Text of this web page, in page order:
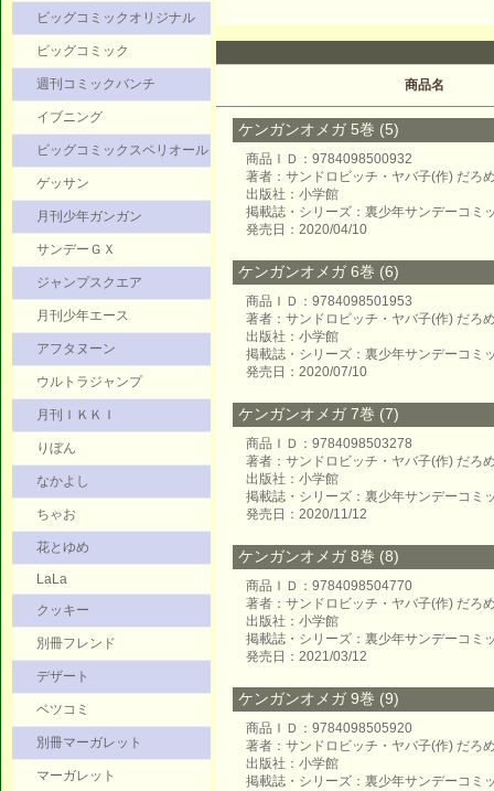
ビッグコミックオリジナル
ビッグコミック
週刊コミックバンチ
イブニング
ビッグコミックスペリオール
ゲッサン
月刊少年ガンガン
サンデーＧＸ
ジャンプスクエア
月刊少年エース
アフタヌーン
ウルトラジャンプ
月刊ＩＫＫＩ
りぼん
なかよし
ちゃお
花とゆめ
LaLa
クッキー
別冊フレンド
デザート
ベツコミ
別冊マーガレット
マーガレット
商品名
ケンガンオメガ 5巻 (5)
商品ＩＤ：9784098500932
著者：サンドロビッチ・ヤバ子(作) だろ
出版社：小学館
掲載誌・シリーズ：裏少年サンデーコミ
発売日：2020/04/10
ケンガンオメガ 6巻 (6)
商品ＩＤ：9784098501953
著者：サンドロビッチ・ヤバ子(作) だろ
出版社：小学館
掲載誌・シリーズ：裏少年サンデーコミ
発売日：2020/07/10
ケンガンオメガ 7巻 (7)
商品ＩＤ：9784098503278
著者：サンドロビッチ・ヤバ子(作) だろ
出版社：小学館
掲載誌・シリーズ：裏少年サンデーコミ
発売日：2020/11/12
ケンガンオメガ 8巻 (8)
商品ＩＤ：9784098504770
著者：サンドロビッチ・ヤバ子(作) だろ
出版社：小学館
掲載誌・シリーズ：裏少年サンデーコミ
発売日：2021/03/12
ケンガンオメガ 9巻 (9)
商品ＩＤ：9784098505920
著者：サンドロビッチ・ヤバ子(作) だろ
出版社：小学館
掲載誌・シリーズ：裏少年サンデーコミ